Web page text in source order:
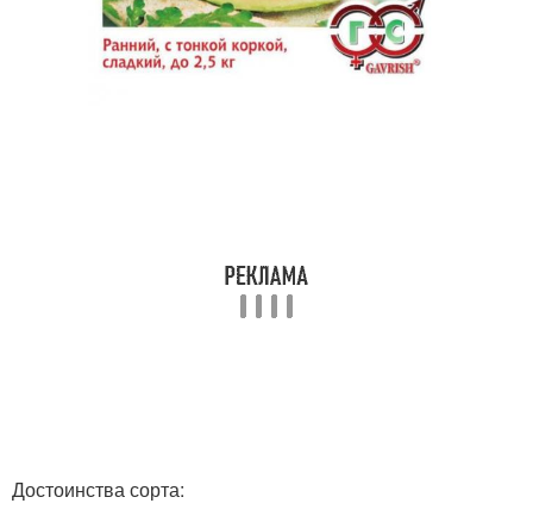
Достоинства сорта: